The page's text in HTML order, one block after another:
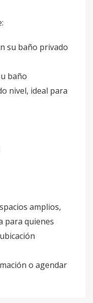
su baño privado
baño
nivel, ideal para
amplios,
para quienes
o agendar